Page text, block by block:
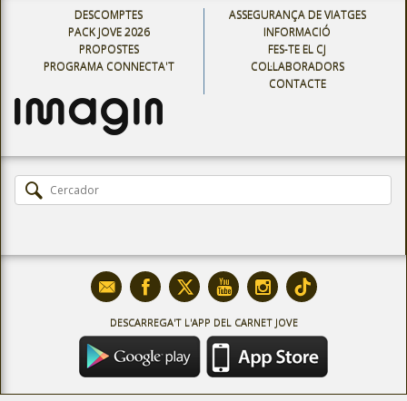
DESCOMPTES
PACK JOVE 2026
PROPOSTES
PROGRAMA CONNECTA'T
ASSEGURANÇA DE VIATGES
INFORMACIÓ
FES-TE EL CJ
COL·LABORADORS
CONTACTE
DESCARREGA'T L'APP DEL CARNET JOVE